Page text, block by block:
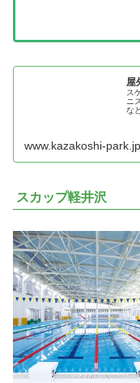
屋
ス
ニ
な
www.kazakoshi-park.jp
スカップ軽井沢